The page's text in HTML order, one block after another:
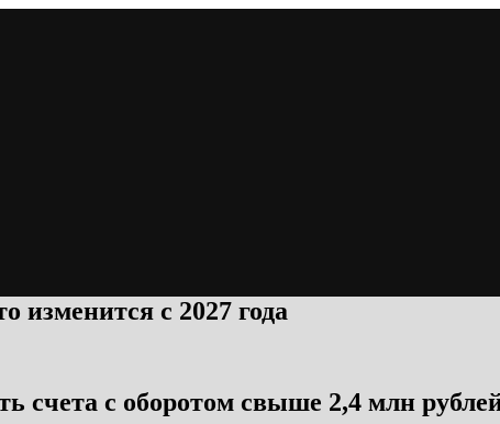
с 2027 года
счета с оборотом свыше 2,4 млн